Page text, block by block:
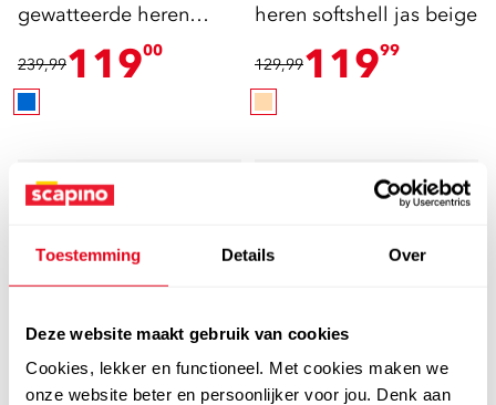
Toestemming Details Over
Deze website maakt gebruik van cookies
Cookies, lekker en functioneel. Met cookies maken we
onze website beter en persoonlijker voor jou. Denk aan
gewatteerde heren
winterjas blauw
239,9911900
heren softshell jas beige
129,9911999